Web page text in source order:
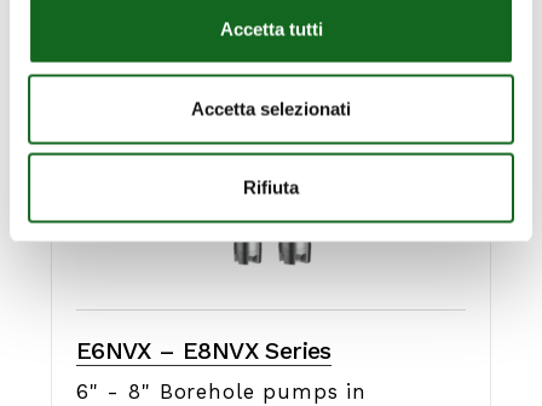
Accetta tutti
Accetta selezionati
Rifiuta
E6NVX – E8NVX Series
6" - 8" Borehole pumps in